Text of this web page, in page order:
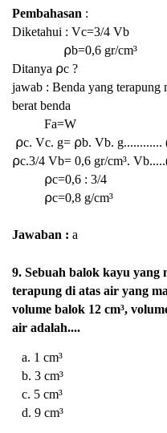
Pembahasan :
Diketahui : Vc=3/4 Vb
⍴b=0,6 gr/cm³
Ditanya ⍴c ?
jawab : Benda yang terapung
berat benda
Fa=W
⍴c. Vc. g= ⍴b. Vb. g............
⍴c.3/4 Vb= 0,6 gr/cm³.
⍴c=0,6 : 3/4
⍴c=0,8 g/cm³
Jawaban : a
9. Sebuah balok kayu yang
terapung di atas air yang
volume balok 12 cm³,
air adalah....
a. 1 cm³
b. 3 cm³
c. 5 cm³
d. 9 cm³